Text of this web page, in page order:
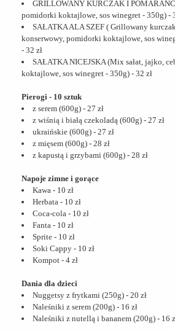
GRILLOWANY KURCZAK I
pomidorki koktajlowe, sos winegret - 350g) -
SAŁATKA ALA SZEF ( Grillowany
konserwowy, pomidorki koktajlowe, sos
- 32 zł
SAŁATKA NICEJSKA (Mix sałat, jajko,
koktajlowe, sos winegret - 350g) - 32 zł
Pierogi - 10 sztuk
z serem (600g) - 27 zł
z wiśnią i białą czekoladą (600g) - 27 zł
ukraińskie (600g) - 27 zł
z mięsem (600g) - 28 zł
z kapustą i grzybami (600g) - 28 zł
Napoje zimne i gorące
Kawa - 10 zł
Herbata - 10 zł
Coca-cola - 10 zł
Fanta - 10 zł
Sprite - 10 zł
Soki Cappy - 10 zł
Kompot - 4 zł
Dania dla dzieci
Nuggetsy z frytkami (250g) - 20 zł
Naleśniki z serem (200g) - 16 zł
Naleśniki z nutellą i bananem (200g) - 16